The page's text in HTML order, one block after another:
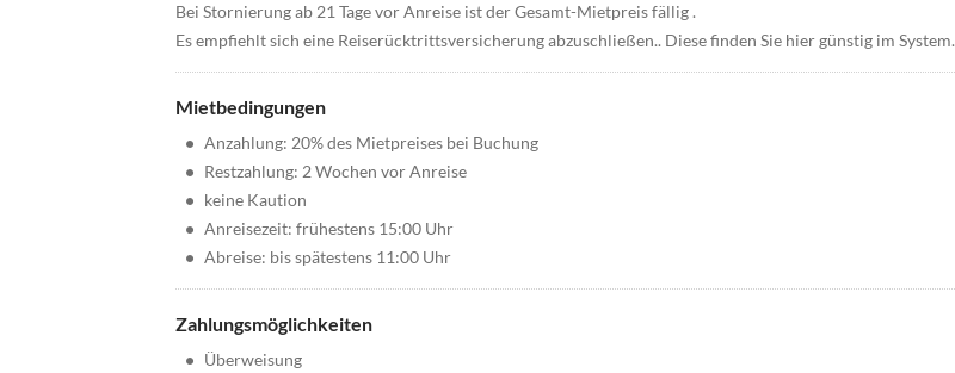
Bei Stornierung ab 21 Tage vor Anreise ist der Gesamt-Mietpreis fällig .
Es empfiehlt sich eine Reiserücktrittsversicherung abzuschließen.. Diese finden Sie hier günstig im System.
Mietbedingungen
• Anzahlung: 20% des Mietpreises bei Buchung
• Restzahlung: 2 Wochen vor Anreise
• keine Kaution
• Anreisezeit: frühestens 15:00 Uhr
• Abreise: bis spätestens 11:00 Uhr
Zahlungsmöglichkeiten
• Überweisung